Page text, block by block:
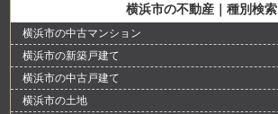
横浜市の不動産｜種別検索
横浜市の中古マンション
横浜市の新築戸建て
横浜市の中古戸建て
横浜市の土地